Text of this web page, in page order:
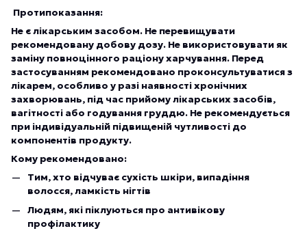
Протипоказання:
Не є лікарським засобом. Не перевищувати
рекомендовану добову дозу. Не використовувати як
заміну повноцінного раціону харчування. Перед
застосуванням рекомендовано проконсультуватися з
лікарем, особливо у разі наявності хронічних
захворювань, під час прийому лікарських засобів,
вагітності або годування груддю. Не рекомендується
при індивідуальній підвищеній чутливості до
компонентів продукту.
Кому рекомендовано:
Тим, хто відчуває сухість шкіри, випадіння
волосся, ламкість нігтів
Людям, які піклуються про антивікову
профілактику